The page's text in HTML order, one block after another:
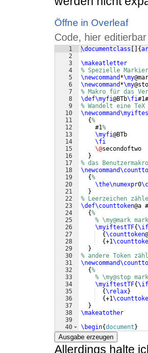
Öffne in Overleaf
Code, hier
1
2
3
4
5
6
7
8
9
10
11
12
13
14
15
16
17
18
19
20
21
22
23
24
25
26
27
28
29
30
31
32
33
34
35
36
37
38
39
40
41
\documentclass {
\makeatletter
% Spezielle
\newcommand *\my
\newcommand *\my
% Makro für das
\def\myfi@BTb\fi
% Wandelt eine
{%
    #1
%
\myfi@BTb
\fi
\@secondoftwo
}
% das Benutzermakro
{%
\the\numexpr0
}
% Leerzeichen
\def\counttoken@a
{%
% \my@mark
\myiftestTF{
{\counttoken
{+1
}
% andere Token
{%
% \my@stop
\myiftestTF{
{\relax}
{+1
}
\makeatother
\begin{document }
\counttoken
Ausgabe erzeugen
Allerdings halte